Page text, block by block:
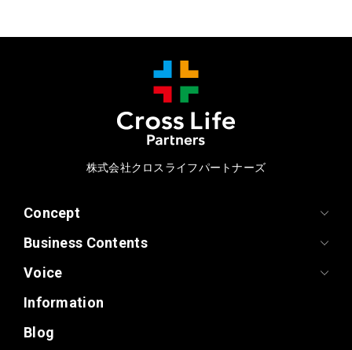
株式会社クロスライフパートナーズ
Concept
Business Contents
Voice
Information
Blog